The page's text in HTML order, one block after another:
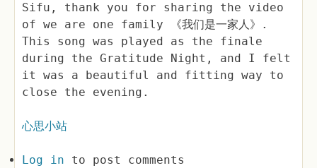
Sifu, thank you for sharing the video
of we are one family 《我们是一家人》.
This song was played as the finale
during the Gratitude Night, and I felt
it was a beautiful and fitting way to
close the evening.
心思小站
Log in to post comments